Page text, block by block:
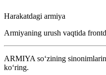
Harakatdagi armiya
Armiyaning urush vaqtida
ARMIYA so‘zining
ko‘ring.